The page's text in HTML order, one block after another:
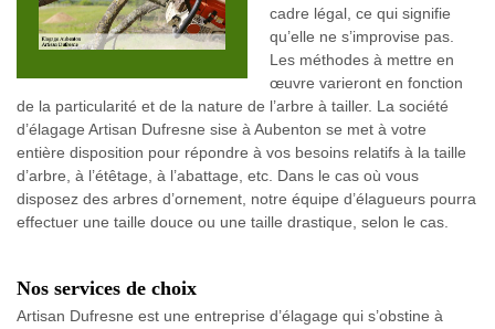
cadre légal, ce qui signifie
qu’elle ne s’improvise pas.
Les méthodes à mettre en
œuvre varieront en fonction
de la particularité et de la nature de l’arbre à tailler. La société
d’élagage Artisan Dufresne sise à Aubenton se met à votre
entière disposition pour répondre à vos besoins relatifs à la taille
d’arbre, à l’étêtage, à l’abattage, etc. Dans le cas où vous
disposez des arbres d’ornement, notre équipe d’élagueurs pourra
effectuer une taille douce ou une taille drastique, selon le cas.
Nos services de choix
Artisan Dufresne est une entreprise d’élagage qui s’obstine à